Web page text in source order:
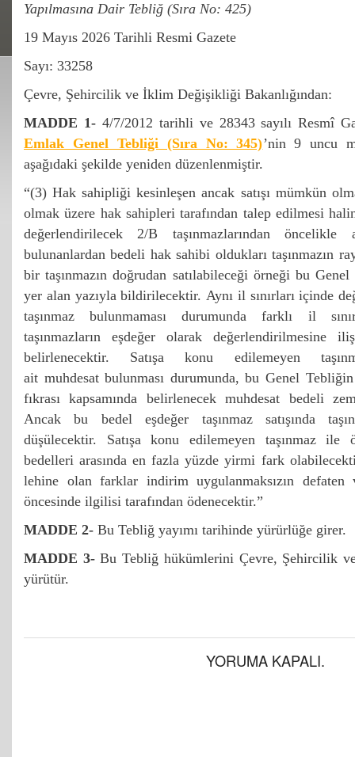
Yapılmasına Dair Tebliğ (Sıra No: 425)
19 Mayıs 2026 Tarihli Resmi Gazete
Sayı: 33258
Çevre, Şehircilik ve İklim Değişikliği Bakanlığından:
MADDE 1- 4/7/2012 tarihli ve 28343 sayılı Resmî
Emlak Genel Tebliği (Sıra No: 345)’nin 9 uncu
aşağıdaki şekilde yeniden düzenlenmiştir.
“(3) Hak sahipliği kesinleşen ancak satışı mümkün
olmak üzere hak sahipleri tarafından talep edilmesi
değerlendirilecek 2/B taşınmazlarından
bulunanlardan bedeli hak sahibi oldukları taşınmazın
bir taşınmazın doğrudan satılabileceği örneği bu
yer alan yazıyla bildirilecektir. Aynı il sınırları içinde
taşınmaz bulunmaması durumunda farklı il
taşınmazların eşdeğer olarak değerlendirilmesine
belirlenecektir. Satışa konu edilemeyen
ait muhdesat bulunması durumunda, bu Genel
fıkrası kapsamında belirlenecek muhdesat bedeli
Ancak bu bedel eşdeğer taşınmaz satışında
düşülecektir. Satışa konu edilemeyen taşınmaz ile
bedelleri arasında en fazla yüzde yirmi fark
lehine olan farklar indirim uygulanmaksızın
öncesinde ilgilisi tarafından ödenecektir.”
MADDE 2- Bu Tebliğ yayımı tarihinde yürürlüğe girer.
MADDE 3-Bu Tebliğ hükümlerini Çevre, Şehircilik
yürütür.
YORUMA KAPALI.